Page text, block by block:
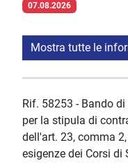
07.08.2026
Mostra tutte le
Rif. 58253 - Bando
per la stipula di
dell'art. 23, comma
esigenze dei Corsi